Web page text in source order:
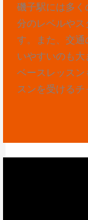
磯子駅には多
分のレベルやス
す。また、交
いやすいのも
ベースレッスン
スンを受けるチ